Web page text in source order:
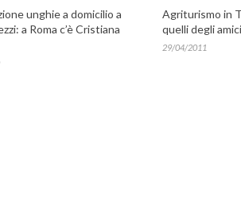
unghie a domicilio a
a Roma c’è Cristiana
Agriturismo in
quelli degli
29/04/2011